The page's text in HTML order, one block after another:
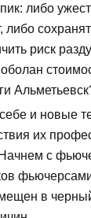
либо
либо
риск
и новые
их
с
в